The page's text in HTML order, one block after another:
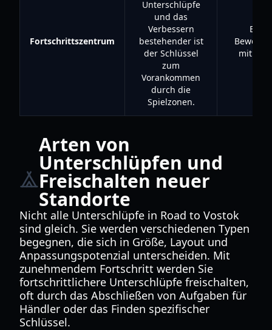
Fortschrittszentrum
Unterschlüpfe
und das
Verbessern
bestehender ist
der Schlüssel
zum
Vorankommen
durch die
Spielzonen.
mit
Arten von
Unterschlüpfen und
Freischalten neuer
Standorte
Nicht alle Unterschlüpfe in Road to Vostok
sind gleich. Sie werden verschiedenen Typen
begegnen, die sich in Größe, Layout und
Anpassungspotenzial unterscheiden. Mit
zunehmendem Fortschritt werden Sie
fortschrittlichere Unterschlüpfe freischalten,
oft durch das Abschließen von Aufgaben für
Händler oder das Finden spezifischer
Schlüssel.